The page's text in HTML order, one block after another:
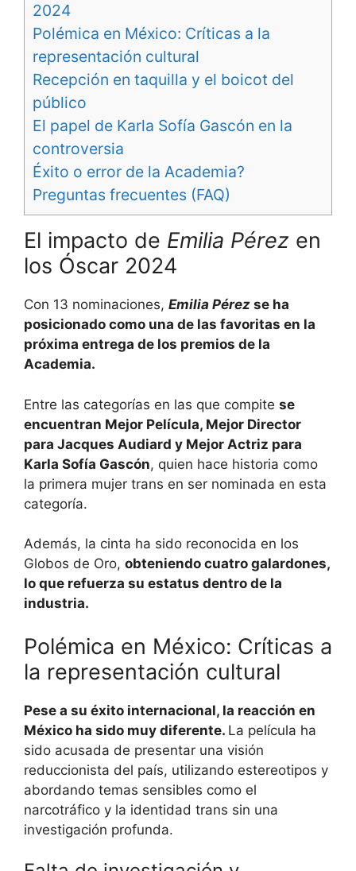
2024
Polémica en México: Críticas a la
representación cultural
Recepción en taquilla y el boicot del
público
El papel de Karla Sofía Gascón en la
controversia
Éxito o error de la Academia?
Preguntas frecuentes (FAQ)
El impacto de Emilia Pérez en
los Óscar 2024
Con 13 nominaciones, Emilia Pérez se ha
posicionado como una de las favoritas en la
próxima entrega de los premios de la
Academia.
Entre las categorías en las que compite se
encuentran Mejor Película, Mejor Director
para Jacques Audiard y Mejor Actriz para
Karla Sofía Gascón, quien hace historia como
la primera mujer trans en ser nominada en esta
categoría.
Además, la cinta ha sido reconocida en los
Globos de Oro, obteniendo cuatro galardones,
lo que refuerza su estatus dentro de la
industria.
Polémica en México: Críticas a
la representación cultural
Pese a su éxito internacional, la reacción en
México ha sido muy diferente. La película ha
sido acusada de presentar una visión
reduccionista del país, utilizando estereotipos y
abordando temas sensibles como el
narcotráfico y la identidad trans sin una
investigación profunda.